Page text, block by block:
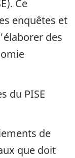
Ce
enquêtes et
des
du PISE
de
que doit